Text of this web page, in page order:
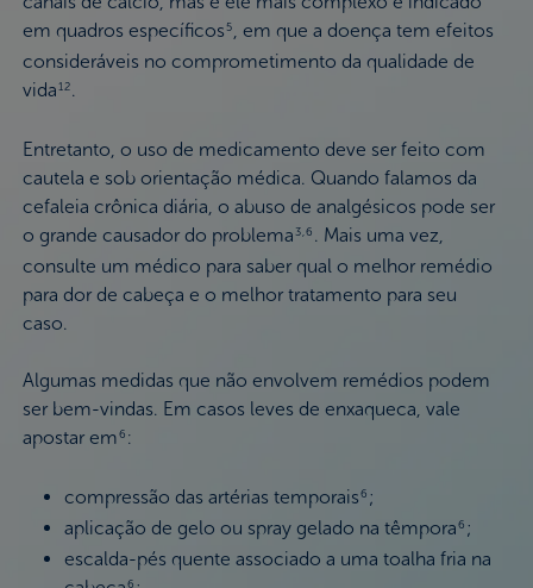
em quadros específicos5
, em que a doença tem efeitos
consideráveis no comprometimento da qualidade de
vida12.
Entretanto, o uso de medicamento deve ser feito com
cautela e sob orientação médica. Quando falamos da
cefaleia crônica diária, o abuso de analgésicos pode ser
o grande causador do problema 3,6 . Mais uma vez,
consulte um médico para saber qual o melhor remédio
para dor de cabeça e o melhor tratamento para seu
caso.
Algumas medidas que não envolvem remédios podem
ser bem-vindas. Em casos leves de enxaqueca, vale
apostar em6 :
compressão das artérias temporais6 ;
aplicação de gelo ou spray gelado na têmpora6 ;
escalda-pés quente associado a uma toalha fria na
6